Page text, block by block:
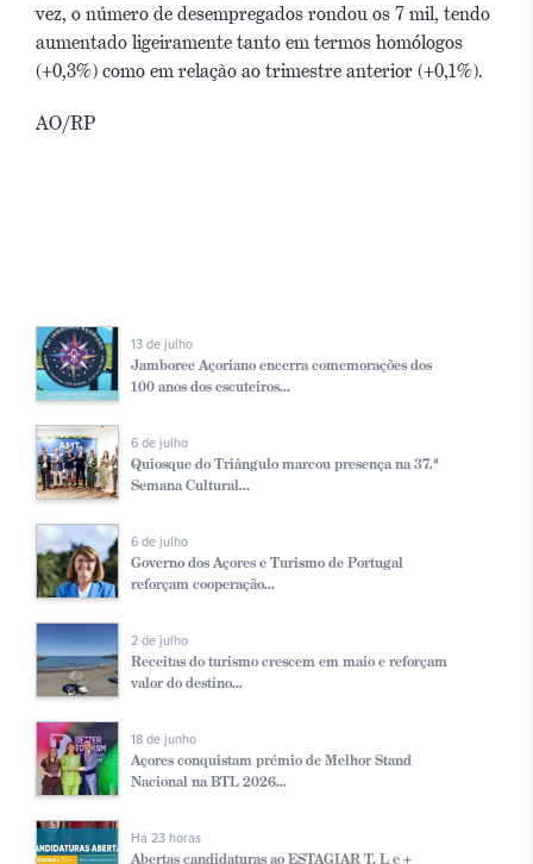
vez, o número de desempregados rondou os 7 mil, tendo
aumentado ligeiramente tanto em termos homólogos
(+0,3%) como em relação ao trimestre anterior (+0,1%).
AO/RP
13 de julho
Jamboree Açoriano encerra comemorações dos
100 anos dos escuteiros...
6 de julho
Quiosque do Triângulo marcou presença na 37.ª
Semana Cultural...
6 de julho
Governo dos Açores e Turismo de Portugal
reforçam cooperação...
2 de julho
Receitas do turismo crescem em maio e reforçam
valor do destino...
18 de junho
Açores conquistam prémio de Melhor Stand
Nacional na BTL 2026...
Há 23 horas
Abertas candidaturas ao ESTAGIAR T, L e +